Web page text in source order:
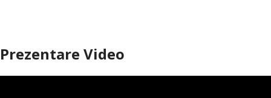
Prezentare Video